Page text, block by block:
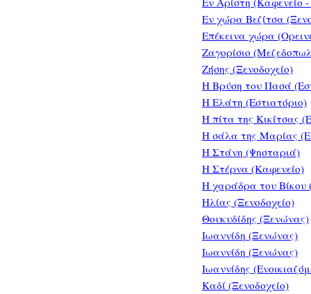
Εν χώρα Βεζίτσα
Επέκεινα χώρα
Ζαγορίσιο
Ζήσης (Ξενοδοχείο)
Η Βρύση του Πασά
Η Ελάτη (Εστιατόριο)
Η πίτα της Κικίτσας
Η σάλα της Μαρίας
Η Στάνη (Ψησταριά)
Η Στέρνα (Καφενείο)
Η χαράδρα του Βίκου
Ηλίας (Ξενοδοχείο)
Θουκυδίδης (Ξενώνας)
Ιωαννίδη (Ξενώνας)
Ιωαννίδη (Ξενώνας)
Ιωαννίδης
Καδί (Ξενοδοχείο)